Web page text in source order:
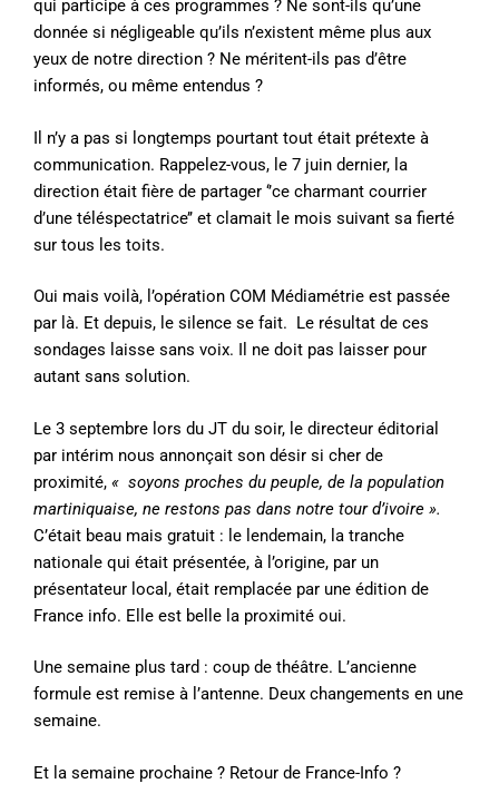
qui participe à ces programmes ? Ne sont-ils qu’une
donnée si négligeable qu’ils n’existent même plus aux
yeux de notre direction ? Ne méritent-ils pas d’être
informés, ou même entendus ?
Il n’y a pas si longtemps pourtant tout était prétexte à
communication. Rappelez-vous, le 7 juin dernier, la
direction était fière de partager ‘’ce charmant courrier
d’une téléspectatrice’’ et clamait le mois suivant sa fierté
sur tous les toits.
Oui mais voilà, l’opération COM Médiamétrie est passée
par là. Et depuis, le silence se fait. Le résultat de ces
sondages laisse sans voix. Il ne doit pas laisser pour
autant sans solution.
Le 3 septembre lors du JT du soir, le directeur éditorial
par intérim nous annonçait son désir si cher de
proximité, « soyons proches du peuple, de la population
martiniquaise, ne restons pas dans notre tour d’ivoire ».
C’était beau mais gratuit : le lendemain, la tranche
nationale qui était présentée, à l’origine, par un
présentateur local, était remplacée par une édition de
France info. Elle est belle la proximité oui.
Une semaine plus tard : coup de théâtre. L’ancienne
formule est remise à l’antenne. Deux changements en une
semaine.
Et la semaine prochaine ? Retour de France-Info ?